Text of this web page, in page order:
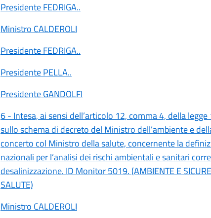
Presidente FEDRIGA..
Ministro CALDEROLI
Presidente FEDRIGA..
Presidente PELLA..
Presidente GANDOLFI
6 - Intesa, ai sensi dell’articolo 12, comma 4, della
sullo schema di decreto del Ministro dell’ambiente e
concerto col Ministro della salute, concernente la
nazionali per l’analisi dei rischi ambientali e sanitari
desalinizzazione. ID Monitor 5019. (AMBIENTE E
SALUTE)
Ministro CALDEROLI